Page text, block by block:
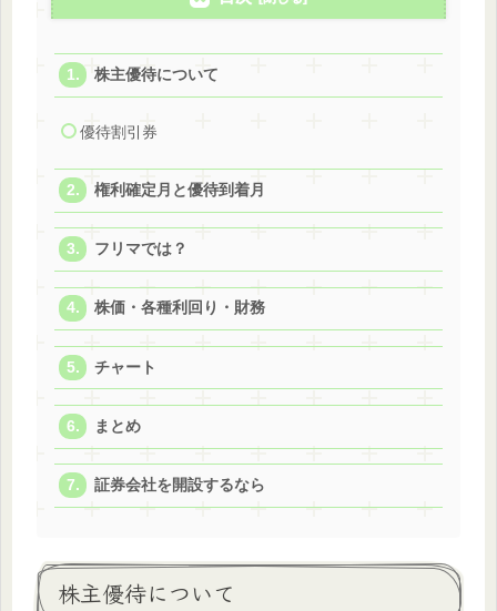
株主優待について
優待割引券
権利確定月と優待到着月
フリマでは？
株価・各種利回り・財務
チャート
まとめ
証券会社を開設するなら
株主優待について